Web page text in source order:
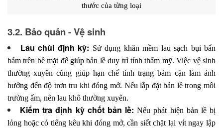
thước của từng loại
3.2. Bảo quản - Vệ sinh
Lau chùi định kỳ: Sử dụng khăn mềm lau sạch bụi bẩn
bám trên bề mặt để giúp bản lề duy trì tính thẩm mỹ. Việc vệ sinh
thường xuyên cũng giúp hạn chế tình trạng bám cặn làm ảnh
hưởng đến độ trơn tru khi đóng mở. Nếu lắp đặt bản lề trong môi
trường ẩm, nên lau khô thường xuyên.
Kiểm tra định kỳ chốt bản lề:Nếu phát hiện bản lề bị
lỏng hoặc có tiếng kêu khi đóng mở, cần siết chặt lại vít ngay lập